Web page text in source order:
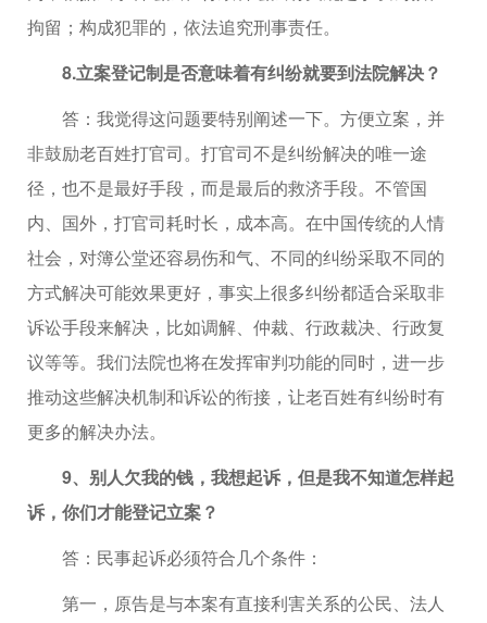
拘留；构成犯罪的，依法追究刑事责任。
8.立案登记制是否意味着有纠纷就要到法院解决？
答：我觉得这问题要特别阐述一下。方便立案，并
非鼓励老百姓打官司。打官司不是纠纷解决的唯一途
径，也不是最好手段，而是最后的救济手段。不管国
内、国外，打官司耗时长，成本高。在中国传统的人情
社会，对簿公堂还容易伤和气、不同的纠纷采取不同的
方式解决可能效果更好，事实上很多纠纷都适合采取非
诉讼手段来解决，比如调解、仲裁、行政裁决、行政复
议等等。我们法院也将在发挥审判功能的同时，进一步
推动这些解决机制和诉讼的衔接，让老百姓有纠纷时有
更多的解决办法。
9、别人欠我的钱，我想起诉，但是我不知道怎样起
诉，你们才能登记立案？
答：民事起诉必须符合几个条件：
第一，原告是与本案有直接利害关系的公民、法人